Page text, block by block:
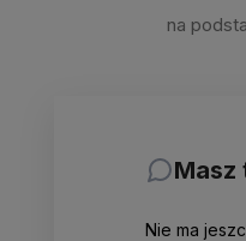
na
Masz
Nie ma